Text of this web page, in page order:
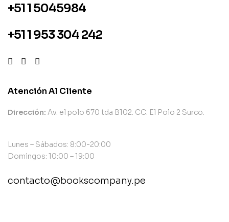
+51 1 5045984
+51 1 953 304 242
Atención Al Cliente
Dirección: Av. el polo 670 tda B102. CC. El Polo 2 Surco.
Lunes – Sábados: 8:00-20:00
Domingos: 10:00 – 19:00
contacto@bookscompany.pe